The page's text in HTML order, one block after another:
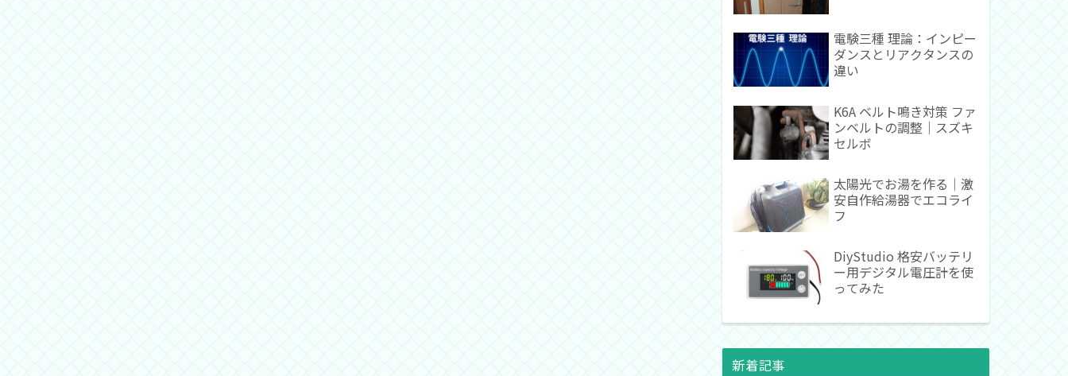
電験三種 理論：インピー
ダンスとリアクタンスの
違い
K6A ベルト鳴き対策 ファ
ンベルトの調整｜スズキ
セルボ
太陽光でお湯を作る｜激
安自作給湯器でエコライ
フ
DiyStudio 格安バッテリ
ー用デジタル電圧計を使
ってみた
新着記事